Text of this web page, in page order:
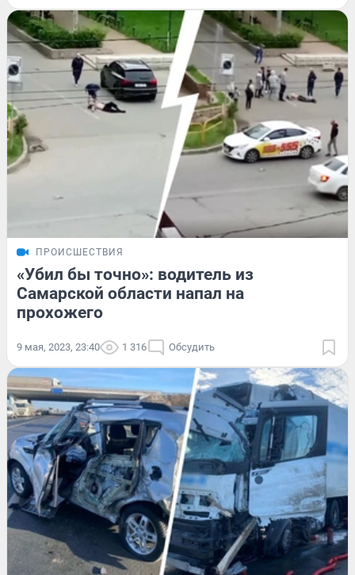
ПРОИСШЕСТВИЯ
«Убил бы точно»: водитель из
Самарской области напал на
прохожего
9 мая, 2023, 23:40 1 316 Обсудить